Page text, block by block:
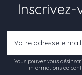
Vous pouvez vous
informations de